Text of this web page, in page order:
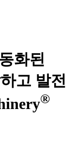
화된
고 발전
®